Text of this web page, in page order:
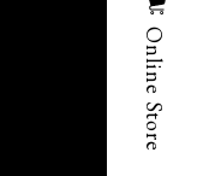
Online Store